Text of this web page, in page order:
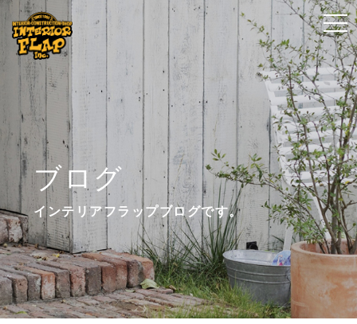
ブログ
インテリアフラップブログです。
t
o
g
g
l
e
n
a
v
i
g
a
t
t
o
g
g
l
e
n
a
v
i
g
a
t